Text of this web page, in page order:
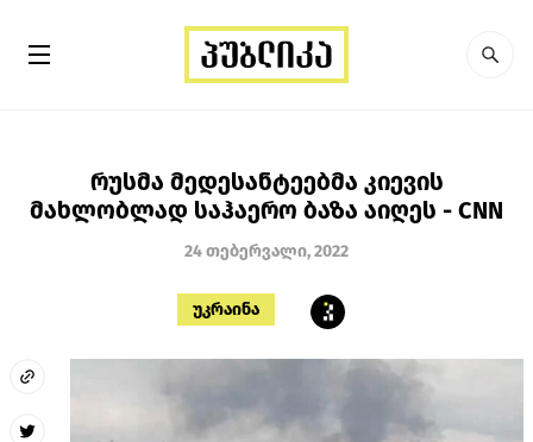
რუსმა მედესანტეებმა კიევის
მახლობლად საჰაერო ბაზა აიღეს - CNN
24 თებერვალი, 2022
უკრაინა